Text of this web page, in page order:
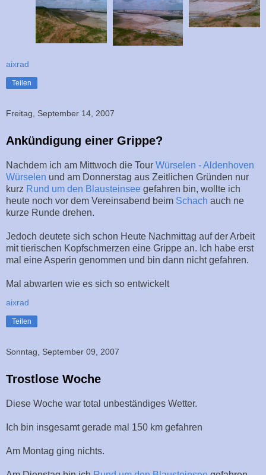
aixrad
Teilen
Freitag, September 14, 2007
Ankündigung einer Grippe?
Nachdem ich am Mittwoch die Tour Würselen - Aldenhoven
Würselen und am Donnerstag aus Zeitlichen Gründen nur
kurz Rund um den Blausteinsee gefahren bin, wollte ich
heute noch vor dem Vereinsabend beim Schach auch ne
kurze Runde drehen.
Jedoch deutete sich schon Heute Nachmittag auf der Arbeit
mit tierischen Kopfschmerzen eine Grippe an. Ich habe erst
mal eine Asperin genommen und bin dann nicht gefahren.
Mal abwarten wie es sich so entwickelt
aixrad
Teilen
Sonntag, September 09, 2007
Trostlose Woche
Diese Woche war total unbeständiges Wetter.
Ich bin insgesamt gerade mal 150 km gefahren
Am Montag ging nichts.